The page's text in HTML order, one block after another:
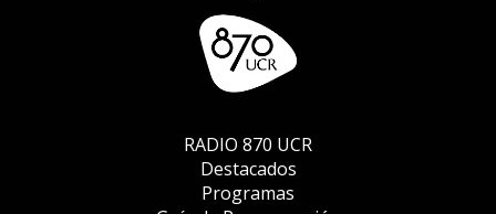
RADIO 870 UCR
Destacados
Programas